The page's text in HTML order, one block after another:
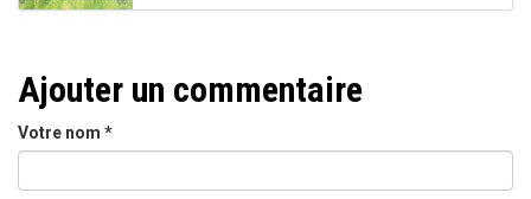
Ajouter un commentaire
Votre nom *